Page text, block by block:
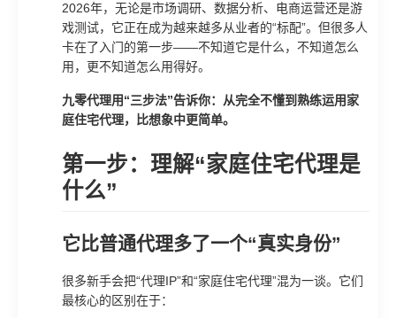
2026年，无论是市场调研、数据分析、电商运营还是游
戏测试，它正在成为越来越多从业者的“标配”。但很多人
卡在了入门的第一步——不知道它是什么，不知道怎么
用，更不知道怎么用得好。
九零代理用“三步法”告诉你：从完全不懂到熟练运用家
庭住宅代理，比想象中更简单。
第一步：理解“家庭住宅代理是
什么”
它比普通代理多了一个“真实身份”
很多新手会把“代理IP”和“家庭住宅代理”混为一谈。它们
最核心的区别在于：